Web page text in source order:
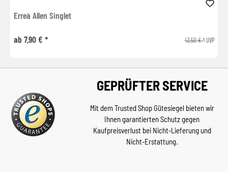
Erreà Allen Singlet
ab 7,90 € * 43,50 € *UVP
GEPRÜFTER SERVICE
Mit dem Trusted Shop Gütesiegel bieten wir
Ihnen garantierten Schutz gegen
Kaufpreisverlust bei Nicht-Lieferung und
Nicht-Erstattung.